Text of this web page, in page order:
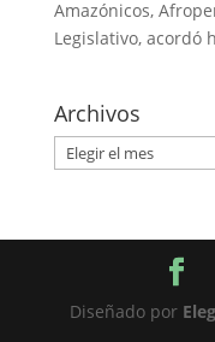
Amazónicos,
Legislativo, acordó
Archivos
Archivos
Diseñado por